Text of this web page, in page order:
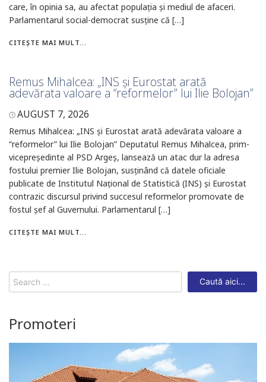
care, în opinia sa, au afectat populația și mediul de afaceri.
Parlamentarul social-democrat susține că […]
CITEȘTE MAI MULT...
Remus Mihalcea: „INS și Eurostat arată
adevărata valoare a “reformelor” lui Ilie Bolojan”
AUGUST 7, 2026
Remus Mihalcea: „INS și Eurostat arată adevărata valoare a
“reformelor” lui Ilie Bolojan” Deputatul Remus Mihalcea, prim-
vicepreședinte al PSD Argeș, lansează un atac dur la adresa
fostului premier Ilie Bolojan, susținând că datele oficiale
publicate de Institutul Național de Statistică (INS) și Eurostat
contrazic discursul privind succesul reformelor promovate de
fostul șef al Guvernului. Parlamentarul […]
CITEȘTE MAI MULT...
Search
for:
Promoteri